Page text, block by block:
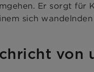
Er sorgt für
sich
von